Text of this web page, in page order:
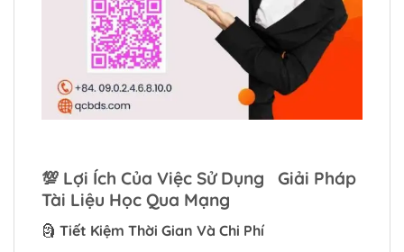
💯 Lợi Ích Của Việc Sử Dụng Giải Pháp
Tài Liệu Học Qua Mạng
🗿 Tiết Kiệm Thời Gian Và Chi Phí